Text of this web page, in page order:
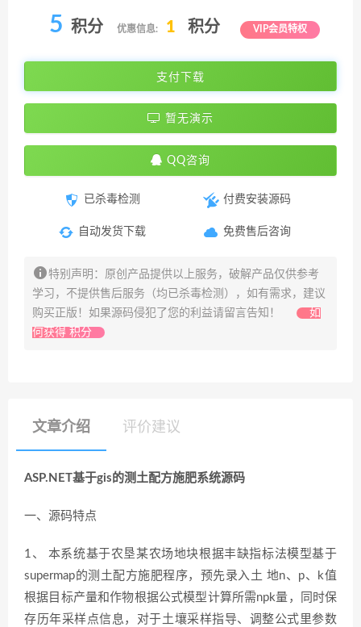
5 积分 优惠信息: 1 积分 VIP会员特权
支付下载
暂无演示
QQ咨询
已杀毒检测
自动发货下载
付费安装源码
免费售后咨询
特别声明：原创产品提供以上服务，破解产品仅供参考
学习，不提供售后服务（均已杀毒检测），如有需求，建议
购买正版！如果源码侵犯了您的利益请留言告知！
如
何获得 积分
文章介绍 评价建议
ASP.NET基于gis的测土配方施肥系统源码
一、源码特点
1、 本系统基于农垦某农场地块根据丰缺指标法模型基于
supermap的测土配方施肥程序，预先录入土 地n、p、k值
根据目标产量和作物根据公式模型计算所需npk量，同时保
存历年采样点信息，对于土壤采样指导、调整公式里参数